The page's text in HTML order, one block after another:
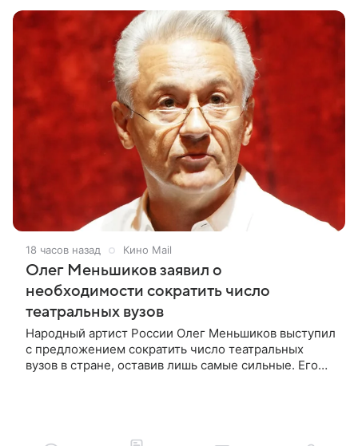
18 часов назад Кино Mail
Олег Меньшиков заявил о
необходимости сократить число
театральных вузов
Народный артист России Олег Меньшиков выступил
с предложением сократить число театральных
вузов в стране, оставив лишь самые сильные. Его